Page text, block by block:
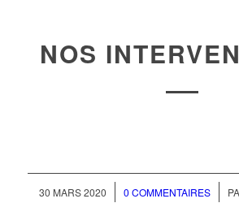
NOS
30 MARS 2020
/ 0 COMMENTAIRES
/